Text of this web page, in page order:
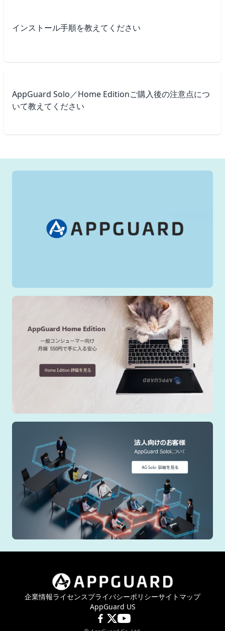
インストール手順を教えてください
AppGuard Solo／Home Editionご購入後の注意点につ
いて教えてください
企業情報ライセンスプライバシーポリシーサイトマップ
AppGuard US